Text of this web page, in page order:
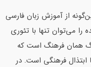
از آموزش زبان فارسی
می‌توان تنها با تئوری
همان فرهنگ است که
فرهنگی است. در